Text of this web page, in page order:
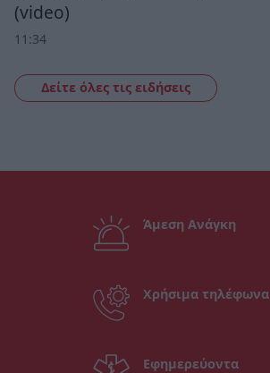
(video)
11:34
Δείτε όλες τις ειδήσεις
Άμεση Ανάγκη
Χρήσιμα τηλέφωνα
Εφημερεύοντα